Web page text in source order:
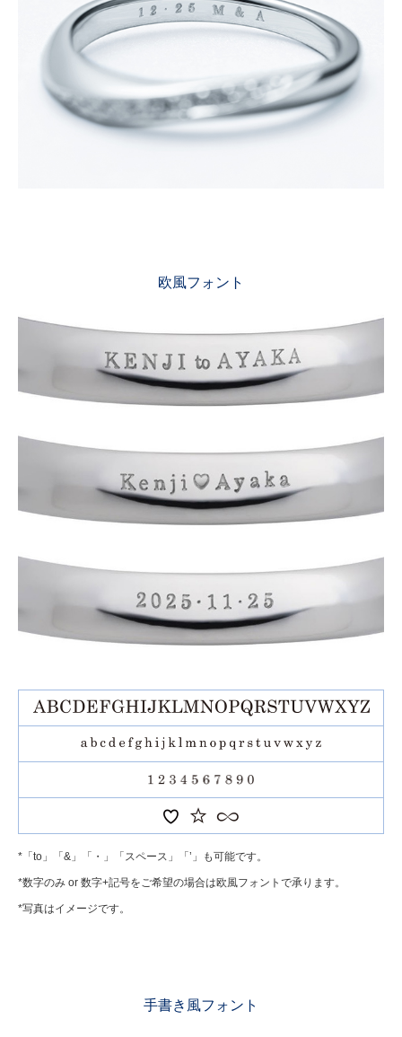
欧風フォント
*「to」「&」「・」「スペース」「’」も可能です。
*数字のみ or 数字+記号をご希望の場合は欧風フォントで承ります。
*写真はイメージです。
手書き風フォント